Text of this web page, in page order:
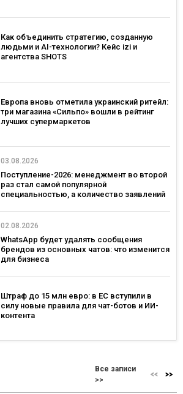
Как объединить стратегию, созданную
людьми и AI-технологии? Кейс izi и
агентства SHOTS
Европа вновь отметила украинский ритейл:
три магазина «Сильпо» вошли в рейтинг
лучших супермаркетов
03.08.2026
Поступление-2026: менеджмент во второй
раз стал самой популярной
специальностью, а количество заявлений
02.08.2026
WhatsApp будет удалять сообщения
брендов из основных чатов: что изменится
для бизнеса
Штраф до 15 млн евро: в ЕС вступили в
силу новые правила для чат-ботов и ИИ-
контента
Все записи
>>